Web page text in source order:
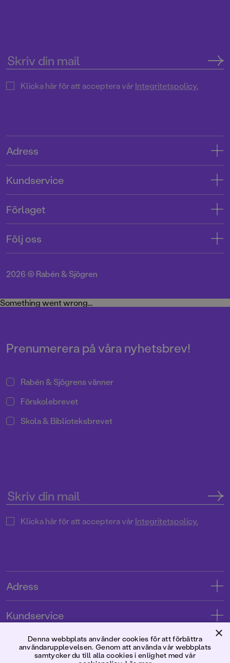
Klicka här för att acceptera vårIntegritetspolicy.
Adress
Tryckerigatan 4
103 12 Stockholm
Org.nr: 556045-7748
Kundservice
Kundservice
Användarvillkor intressenter
Integritetspolicy
Cookie Policy
Förlaget
Jobba hos oss
Miljö och hållbarhet
Följ oss
Instagram
Twitter
2026 © Rabén & Sjögren
Something went wrong...
Prenumerera på våra nyhetsbrev!
Rabén & Sjögrens vänner
Förskolebrevet
Skola & Biblioteksbrevet
Klicka här för att acceptera vårIntegritetspolicy.
Adress
Tryckerigatan 4
Kundservice
Kontakta oss
Kundservice
Förlaget
×
Denna webbplats använder cookies för att förbättra
användarupplevelsen. Genom att använda vår webbplats
samtycker du till alla cookies i enlighet med vår